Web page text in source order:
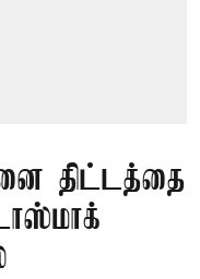
திட்டத்தை